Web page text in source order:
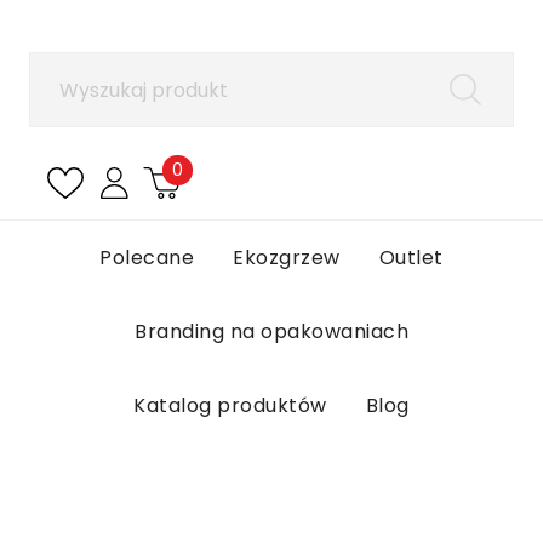
0
Polecane Ekozgrzew Outlet
Branding na opakowaniach
Katalog produktów Blog
Aby zapisać produkty na liście ulubionych, musisz
Anuluj Zaloguj się